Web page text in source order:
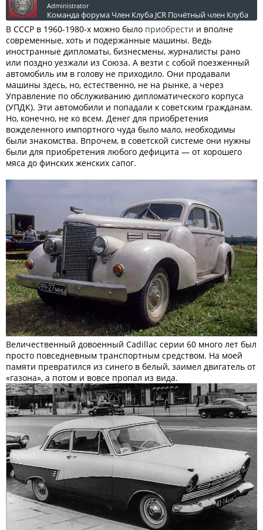
Administrator
Команда форума Член Клуба JCR Почётный член Клуба
В СССР в 1960-1980-х можно было приобрести и вполне
современные, хоть и подержанные машины. Ведь
иностранные дипломаты, бизнесмены, журналисты рано
или поздно уезжали из Союза. А везти с собой поезженный
автомобиль им в голову не приходило. Они продавали
машины здесь, но, естественно, не на рынке, а через
Управление по обслуживанию дипломатического корпуса
(УПДК). Эти автомобили и попадали к советским гражданам.
Но, конечно, не ко всем. Денег для приобретения
вожделенного импортного чуда было мало, необходимы
были знакомства. Впрочем, в советской системе они нужны
были для приобретения любого дефицита — от хорошего
мяса до финских женских сапог.
Величественный довоенный Cadillac серии 60 много лет был
просто повседневным транспортным средством. На моей
памяти превратился из синего в белый, заимел двигатель от
«газона», а потом и вовсе пропал из вида.